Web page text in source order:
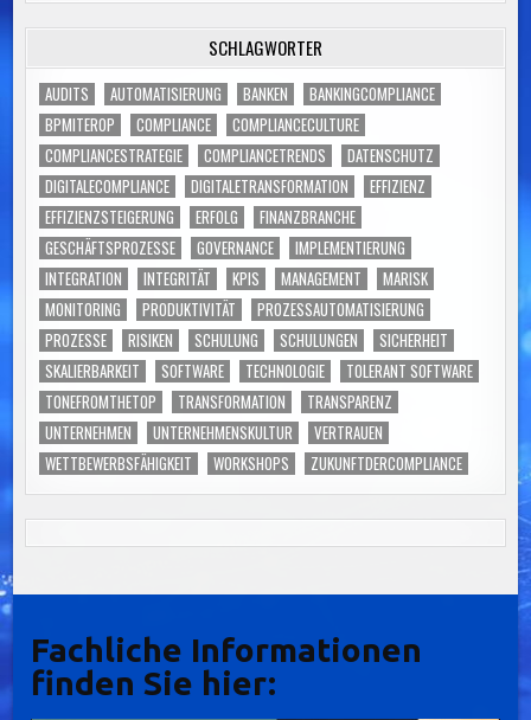
SCHLAGWÖRTER
AUDITS AUTOMATISIERUNG BANKEN
BANKINGCOMPLIANCE
BPMITEROP
COMPLIANCE
COMPLIANCECULTURE
COMPLIANCESTRATEGIE
COMPLIANCETRENDS
DATENSCHUTZ
DIGITALECOMPLIANCE
DIGITALETRANSFORMATION
EFFIZIENZ
EFFIZIENZSTEIGERUNG
ERFOLG
FINANZBRANCHE
GESCHÄFTSPROZESSE
GOVERNANCE
IMPLEMENTIERUNG
INTEGRATION
INTEGRITÄT KPIS MANAGEMENT
MARISK
MONITORING
PRODUKTIVITÄT
PROZESSAUTOMATISIERUNG
PROZESSE
RISIKEN SCHULUNG SCHULUNGEN
SICHERHEIT
SKALIERBARKEIT
SOFTWARE TECHNOLOGIE
TOLERANT SOFTWARE
TONEFROMTHETOP
TRANSFORMATION
TRANSPARENZ
UNTERNEHMEN
UNTERNEHMENSKULTUR
VERTRAUEN
WETTBEWERBSFÄHIGKEIT
WORKSHOPS ZUKUNFTDERCOMPLIANCE
Fachliche Informationen
finden Sie hier: